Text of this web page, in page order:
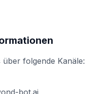
folgende Kanäle:
bot.ai